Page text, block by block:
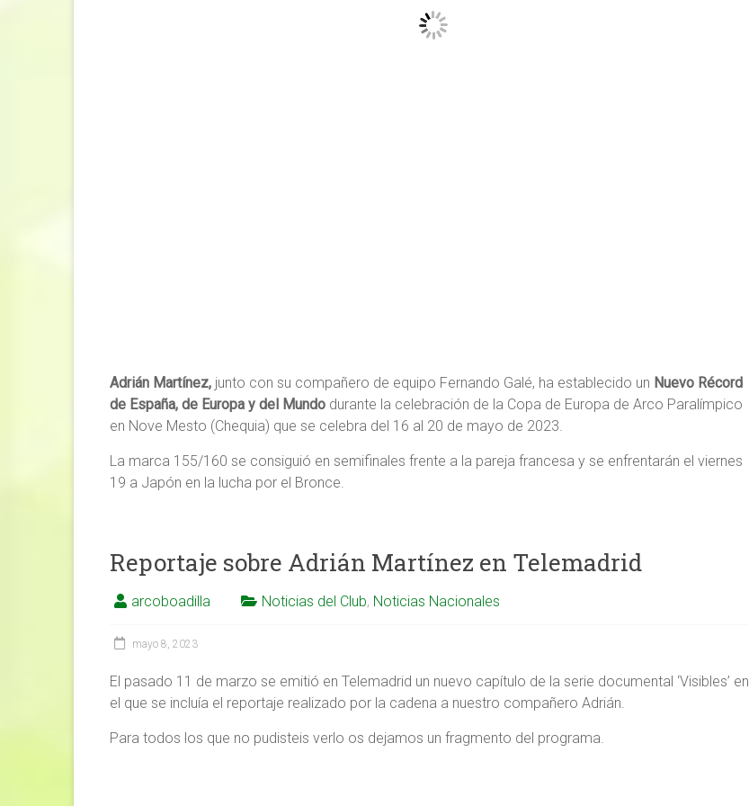
Adrián Martínez, junto con su compañero de equipo Fernando Galé, ha establecido un Nuevo Récord
de España, de Europa y del Mundo durante la celebración de la Copa de Europa de Arco Paralímpico
en Nove Mesto (Chequia) que se celebra del 16 al 20 de mayo de 2023.
La marca 155/160 se consiguió en semifinales frente a la pareja francesa y se enfrentarán el viernes
19 a Japón en la lucha por el Bronce.
Reportaje sobre Adrián Martínez en Telemadrid
arcoboadilla Noticias del Club, Noticias Nacionales
mayo 8, 2023
El pasado 11 de marzo se emitió en Telemadrid un nuevo capítulo de la serie documental ‘Visibles’ en
el que se incluía el reportaje realizado por la cadena a nuestro compañero Adrián.
Para todos los que no pudisteis verlo os dejamos un fragmento del programa.